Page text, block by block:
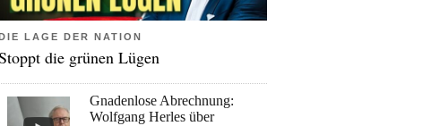
LAGE DER NATION
die grünen Lügen
Gnadenlose Abrechnung:
Wolfgang Herles über